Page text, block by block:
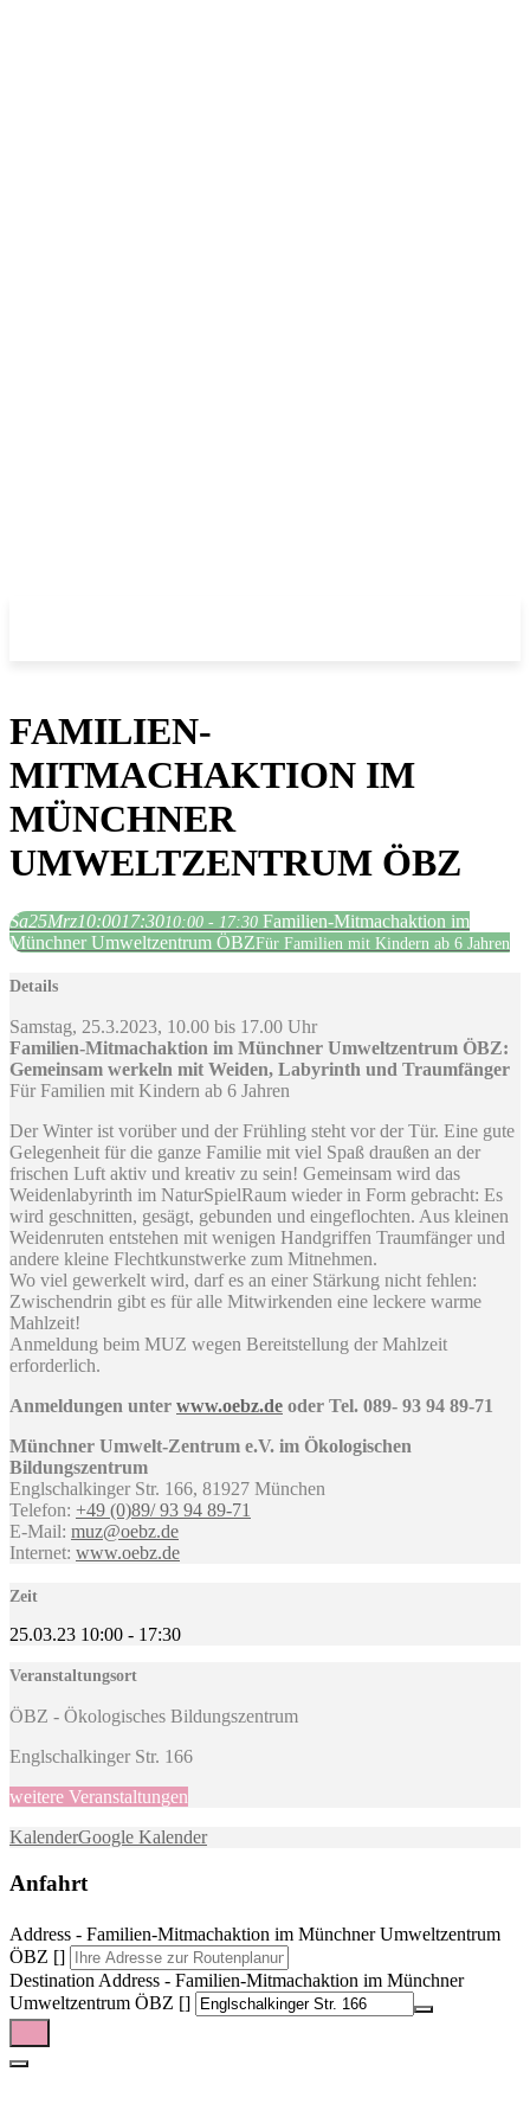
FAMILIEN-
MITMACHAKTION IM
MÜNCHNER
UMWELTZENTRUM ÖBZ
Sa25Mrz10:0017:3010:00 - 17:30 Familien-Mitmachaktion im
Münchner Umweltzentrum ÖBZFür Familien mit Kindern ab 6 Jahren
Details
Samstag, 25.3.2023, 10.00 bis 17.00 Uhr
Familien-Mitmachaktion im Münchner Umweltzentrum ÖBZ:
Gemeinsam werkeln mit Weiden, Labyrinth und Traumfänger
Für Familien mit Kindern ab 6 Jahren
Der Winter ist vorüber und der Frühling steht vor der Tür. Eine gute
Gelegenheit für die ganze Familie mit viel Spaß draußen an der
frischen Luft aktiv und kreativ zu sein! Gemeinsam wird das
Weidenlabyrinth im NaturSpielRaum wieder in Form gebracht: Es
wird geschnitten, gesägt, gebunden und eingeflochten. Aus kleinen
Weidenruten entstehen mit wenigen Handgriffen Traumfänger und
andere kleine Flechtkunstwerke zum Mitnehmen.
Wo viel gewerkelt wird, darf es an einer Stärkung nicht fehlen:
Zwischendrin gibt es für alle Mitwirkenden eine leckere warme
Mahlzeit!
Anmeldung beim MUZ wegen Bereitstellung der Mahlzeit
erforderlich.
Anmeldungen unter www.oebz.de oder Tel. 089- 93 94 89-71
Münchner Umwelt-Zentrum e.V. im Ökologischen
Bildungszentrum
Englschalkinger Str. 166, 81927 München
Telefon: +49 (0)89/ 93 94 89-71
E-Mail: muz@oebz.de
Internet: www.oebz.de
Zeit
25.03.23 10:00 - 17:30
Veranstaltungsort
ÖBZ - Ökologisches Bildungszentrum
Englschalkinger Str. 166
weitere Veranstaltungen
KalenderGoogle Kalender
Anfahrt
Address - Familien-Mitmachaktion im Münchner Umweltzentrum
ÖBZ []
Destination Address - Familien-Mitmachaktion im Münchner
Umweltzentrum ÖBZ []